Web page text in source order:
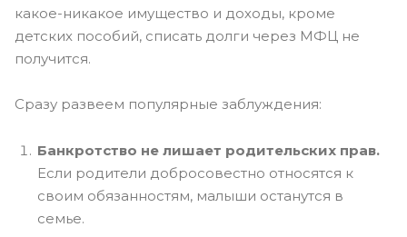
какое-никакое имущество и доходы, кроме
детских пособий, списать долги через МФЦ не
получится.
Сразу развеем популярные заблуждения:
Банкротство не лишает родительских прав.
Если родители добросовестно относятся к
своим обязанностям, малыши останутся в
семье.